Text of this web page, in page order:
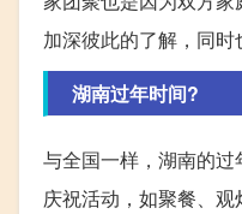
加深彼此的了解，同时
湖南过年时间?
与全国一样，湖南的
庆祝活动，如聚餐、